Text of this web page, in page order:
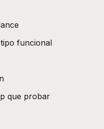
funcional
que probar